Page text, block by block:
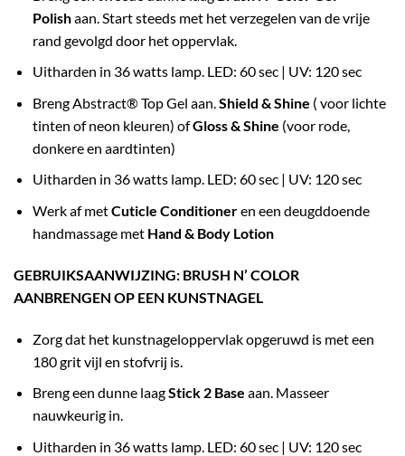
Polishaan. Start steeds met het verzegelen van de vrije
rand gevolgd door het oppervlak.
Uitharden in 36 watts lamp. LED: 60 sec | UV: 120 sec
Breng Abstract® Top Gel aan. Shield & Shine ( voor lichte
tinten of neon kleuren) ofGloss & Shine (voor rode,
donkere en aardtinten)
Uitharden in 36 watts lamp. LED: 60 sec | UV: 120 sec
Werk af metCuticle Conditioneren een deugddoende
handmassage met Hand & Body Lotion
GEBRUIKSAANWIJZING: BRUSH N’ COLOR
AANBRENGEN OP EEN KUNSTNAGEL
Zorg dat het kunstnageloppervlak opgeruwd is met een
180 grit vijl en stofvrij is.
Breng een dunne laagStick 2 Base aan. Masseer
nauwkeurig in.
Uitharden in 36 watts lamp. LED: 60 sec | UV: 120 sec